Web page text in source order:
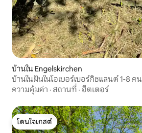
บ้านใน Engelskirchen
บ้านในฝันในโอเบอร์เบอร์กิชแลนด์ 1-8 คน
ความคุ้มค่า · สถานที่ · ฮีตเตอร์
โดนใจเกสต์
โดนใจเกสต์